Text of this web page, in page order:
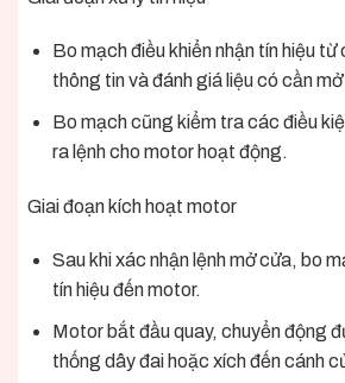
Bo mạch điều khiển nhận tín hiệu từ
thông tin và đánh giá liệu có cần
Bo mạch cũng kiểm tra các điều
ra lệnh cho motor hoạt động.
Giai đoạn kích hoạt motor
Sau khi xác nhận lệnh mở cửa, bo
tín hiệu đến motor.
Motor bắt đầu quay, chuyển động
thống dây đai hoặc xích đến cánh